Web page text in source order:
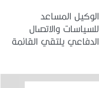
الوكيل المساعد
للسياسات والاتصال
الدفاعي يلتقي القائمة